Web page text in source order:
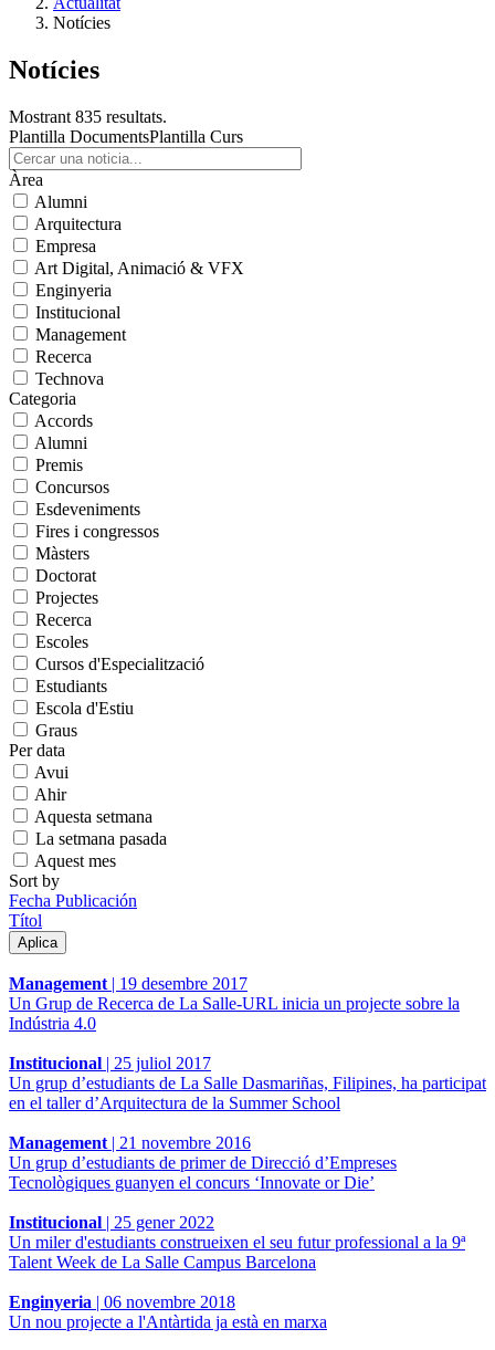
Notícies
Notícies
Mostrant 835 resultats.
Plantilla DocumentsPlantilla Curs
Àrea
Alumni
Arquitectura
Empresa
Art Digital, Animació & VFX
Enginyeria
Institucional
Management
Recerca
Technova
Categoria
Accords
Alumni
Premis
Concursos
Esdeveniments
Fires i congressos
Màsters
Doctorat
Projectes
Recerca
Escoles
Cursos d'Especialització
Estudiants
Escola d'Estiu
Graus
Per data
Avui
Ahir
Aquesta setmana
La setmana pasada
Aquest mes
Sort by
Fecha Publicación
Títol
Management | 19 desembre 2017
Un Grup de Recerca de La Salle-URL inicia un projecte sobre la
Indústria 4.0
Institucional | 25 juliol 2017
Un grup d’estudiants de La Salle Dasmariñas, Filipines, ha participat
en el taller d’Arquitectura de la Summer School
Management | 21 novembre 2016
Un grup d’estudiants de primer de Direcció d’Empreses
Tecnològiques guanyen el concurs ‘Innovate or Die’
Institucional | 25 gener 2022
Un miler d'estudiants construeixen el seu futur professional a la 9ª
Talent Week de La Salle Campus Barcelona
Enginyeria | 06 novembre 2018
Un nou projecte a l'Antàrtida ja està en marxa